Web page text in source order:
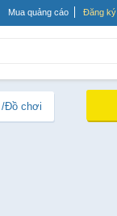
Mua quảng cáo Đăng ký
/Đồ chơi